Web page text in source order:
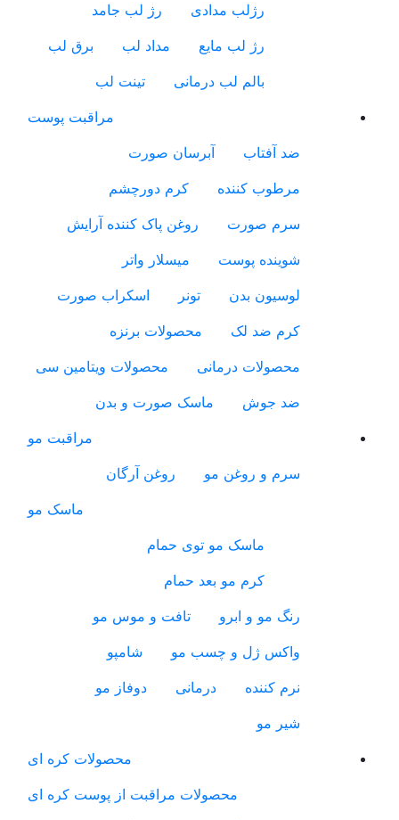
رژلب مدادی
رژ لب جامد
رژ لب مایع
مداد لب
برق لب
بالم لب درمانی
تینت لب
مراقبت پوست
ضد آفتاب
آبرسان صورت
مرطوب کننده
کرم دورچشم
سرم صورت
روغن پاک کننده آرایش
شوینده پوست
میسلار واتر
لوسیون بدن
تونر
اسکراب صورت
کرم ضد لک
محصولات برنزه
محصولات درمانی
محصولات ویتامین سی
ضد جوش
ماسک صورت و بدن
مراقبت مو
سرم و روغن مو
روغن آرگان
ماسک مو
ماسک مو توی حمام
کرم مو بعد حمام
رنگ مو و ابرو
تافت و موس مو
واکس ژل و چسب مو
شامپو
نرم کننده
درمانی
دوفاز مو
شیر مو
محصولات کره ای
محصولات مراقبت از پوست کره ای